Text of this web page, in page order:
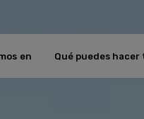
en Qué puedes hacer